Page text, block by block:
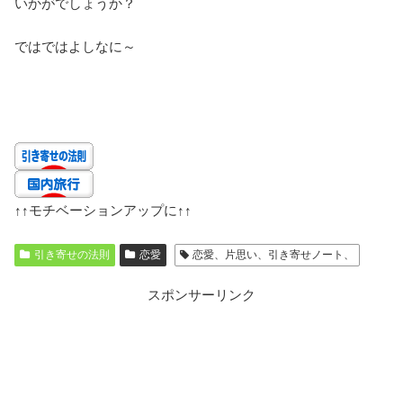
いかがでしょうか？
ではではよしなに～
↑↑モチベーションアップに ↑↑
引き寄せの法則 恋愛 恋愛、片思い、引き寄せノート、
スポンサーリンク